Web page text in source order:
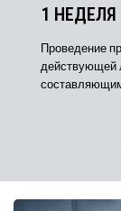
1 НЕДЕЛЯ
Проведение
действующей